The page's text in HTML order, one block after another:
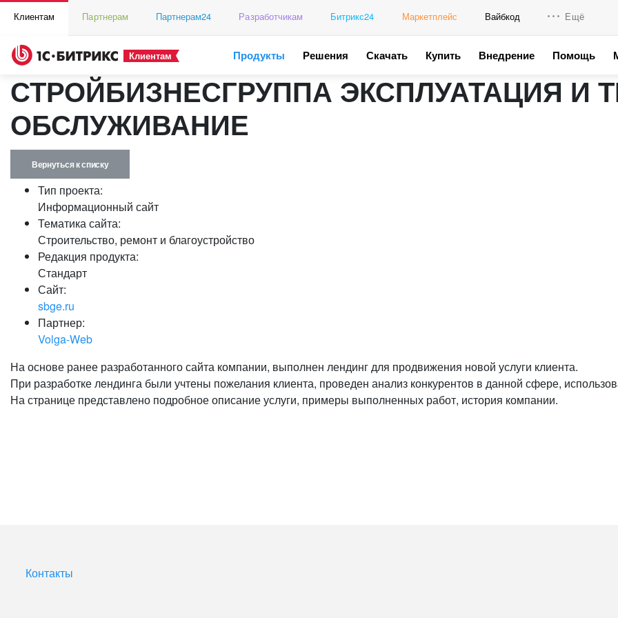
Клиентам Партнерам Партнерам24 Разработчикам Битрикс24 Маркетплейс Вайбкод Ещё
Промо для
Клиентам Продукты Решения Скачать Купить Внедрение Помощь
СТРОЙБИЗНЕСГРУППА ЭКСПЛУАТАЦИЯ И
ОБСЛУЖИВАНИЕ
Вернуться к списку
Тип проекта:
Информационный сайт
Тематика сайта:
Строительство, ремонт и благоустройство
Редакция продукта:
Стандарт
Сайт:
sbge.ru
Партнер:
Volga-Web
На основе ранее разработанного сайта компании, выполнен лендинг для продвижения новой услуги клиента.
При разработке лендинга были учтены пожелания клиента, проведен анализ конкурентов в данной сфере,
На странице представлено подробное описание услуги, примеры выполненных работ, история компании.
Контакты